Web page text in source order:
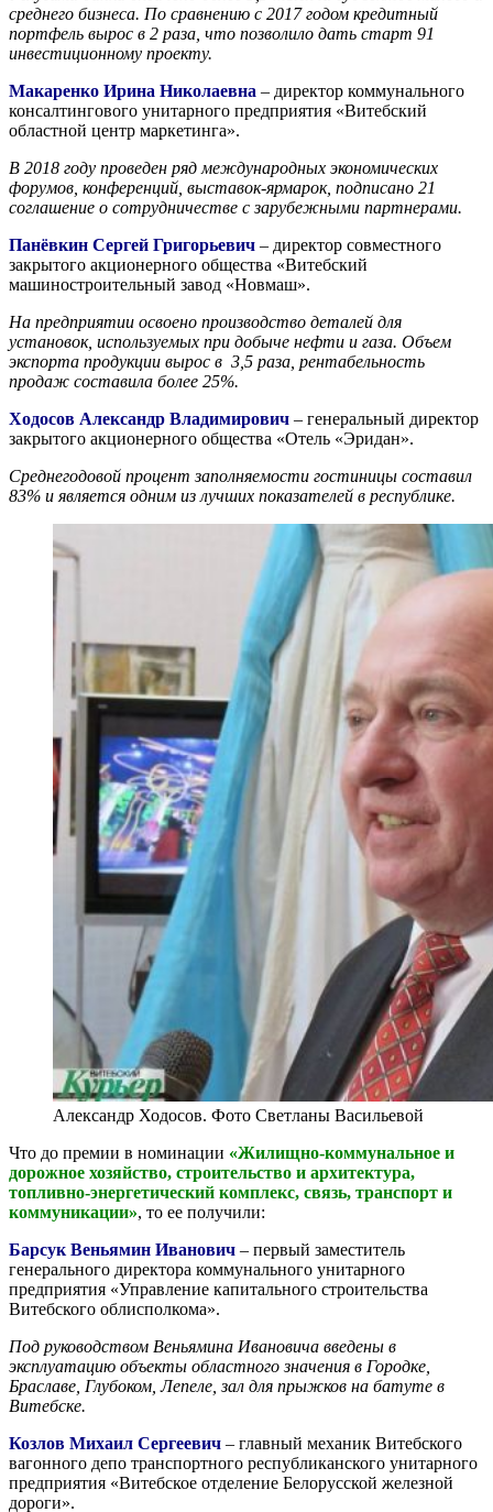
среднего бизнеса. По сравнению с 2017 годом кредитный
портфель вырос в 2 раза, что позволило дать старт 91
инвестиционному проекту.
Макаренко Ирина Николаевна – директор коммунального
консалтингового унитарного предприятия «Витебский
областной центр маркетинга».
В 2018 году проведен ряд международных экономических
форумов, конференций, выставок-ярмарок, подписано 21
соглашение о сотрудничестве с зарубежными партнерами.
Панёвкин Сергей Григорьевич – директор совместного
закрытого акционерного общества «Витебский
машиностроительный завод «Новмаш».
На предприятии освоено производство деталей для
установок, используемых при добыче нефти и газа. Объем
экспорта продукции вырос в 3,5 раза, рентабельность
продаж составила более 25%.
Ходосов Александр Владимирович – генеральный директор
закрытого акционерного общества «Отель «Эридан».
Среднегодовой процент заполняемости гостиницы составил
83% и является одним из лучших показателей в республике.
Александр Ходосов. Фото Светланы Васильевой
Что до премии в номинации «Жилищно-коммунальное и
дорожное хозяйство, строительство и архитектура,
топливно-энергетический комплекс, связь, транспорт и
коммуникации», то ее получили:
Барсук Веньямин Иванович – первый заместитель
генерального директора коммунального унитарного
предприятия «Управление капитального строительства
Витебского облисполкома».
Под руководством Веньямина Ивановича введены в
эксплуатацию объекты областного значения в Городке,
Браславе, Глубоком, Лепеле, зал для прыжков на батуте в
Витебске.
Козлов Михаил Сергеевич – главный механик Витебского
вагонного депо транспортного республиканского унитарного
предприятия «Витебское отделение Белорусской железной
дороги».